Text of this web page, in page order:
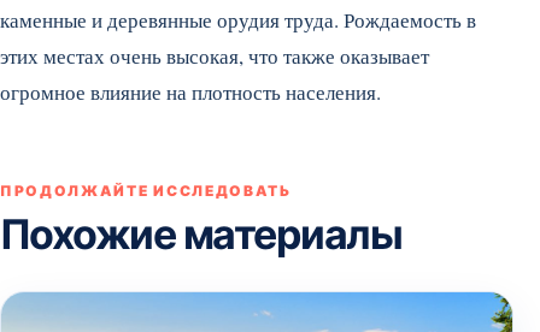
каменные и деревянные орудия труда. Рождаемость в
этих местах очень высокая, что также оказывает
огромное влияние на плотность населения.
ПРОДОЛЖАЙТЕ ИССЛЕДОВАТЬ
Похожие материалы